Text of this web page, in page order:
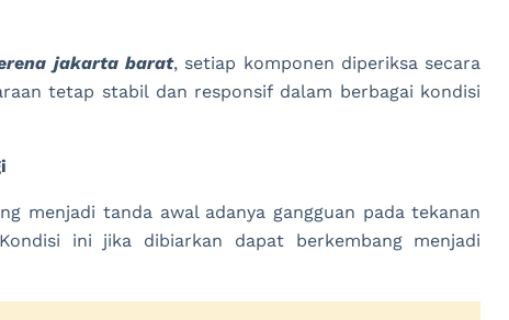
jakarta barat, setiap komponen diperiksa secara
tetap stabil dan responsif dalam berbagai kondisi
menjadi tanda awal adanya gangguan pada tekanan
ini jika dibiarkan dapat berkembang menjadi